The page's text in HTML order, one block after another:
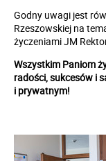
Godny uwagi jest
Rzeszowskiej na
życzeniami JM
Wszystkim Paniom
radości, sukcesów i
i prywatnym!